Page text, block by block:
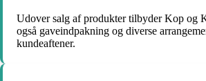
Udover salg af produkter tilbyder Kop og
også gaveindpakning og diverse
kundeaftener.